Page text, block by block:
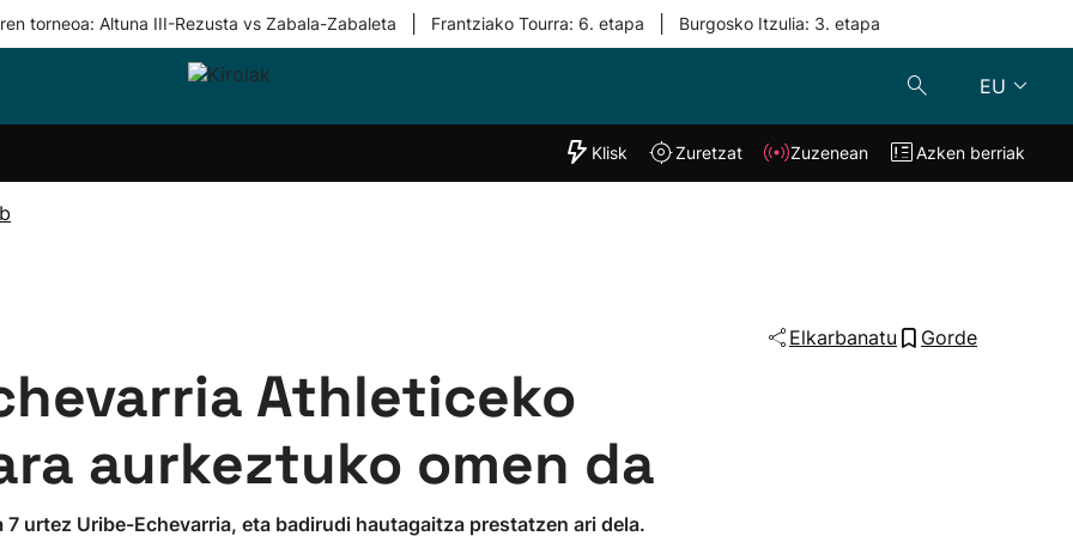
torneoa: Altuna III-Rezusta vs Zabala-Zabaleta Frantziako Tourra: 6. etapa Burgosko Itzulia: 3. etapa
EU
Taldeak
"Helmuga"
Klisk Zuzenean
Klisk Zuretzat Zuzenean Azken berriak
Elkarbanatu Gorde
Athleticeko
aurkeztuko omen da
urtez Uribe-Echevarria, eta badirudi hautagaitza prestatzen ari dela.